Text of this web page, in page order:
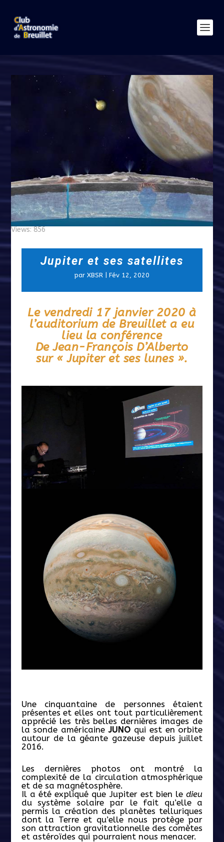
Views: 856
Jupiter et ses satellites
par XBSR Fév 12, 2020
Le vendredi 17 janvier 2020 à
l’auditorium de Breuillet a eu
lieu la conférence
De Jean-François D’Alberto
sur « Jupiter et ses lunes ».
Une cinquantaine de personnes étaient
présentes et elles ont tout particulièrement
apprécié les très belles dernières images de
la sonde américaineJUNO qui est en orbite
autour de la géante gazeuse depuis juillet
2016.
Les dernières photos ont montré la
complexité de la circulation atmosphérique
et de sa magnétosphère.
Il a été expliqué que Jupiter est bien ledieu
du système solaire par le fait qu’elle a
permis la création des planètes telluriques
dont la Terre et qu’elle nous protège par
son attraction gravitationnelle des comètes
et astéroïdes qui pourraient nous menacer.